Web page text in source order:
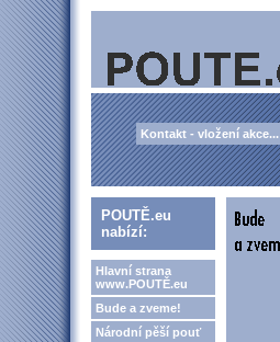
Kontakt - vložení akce...
POUTĚ.eu
nabízí:
Hlavní strana
www.POUTĚ.eu
Bude a zveme!
Národní pěší pouť